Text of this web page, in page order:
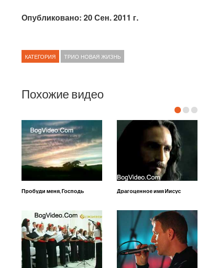
Опубликовано: 20 Сен. 2011 г.
КАТЕГОРИЯ ТРИО НОВАЯ ЖИЗНЬ
Похожие видео
Пробуди меня, Господь Драгоценное имя Иисус